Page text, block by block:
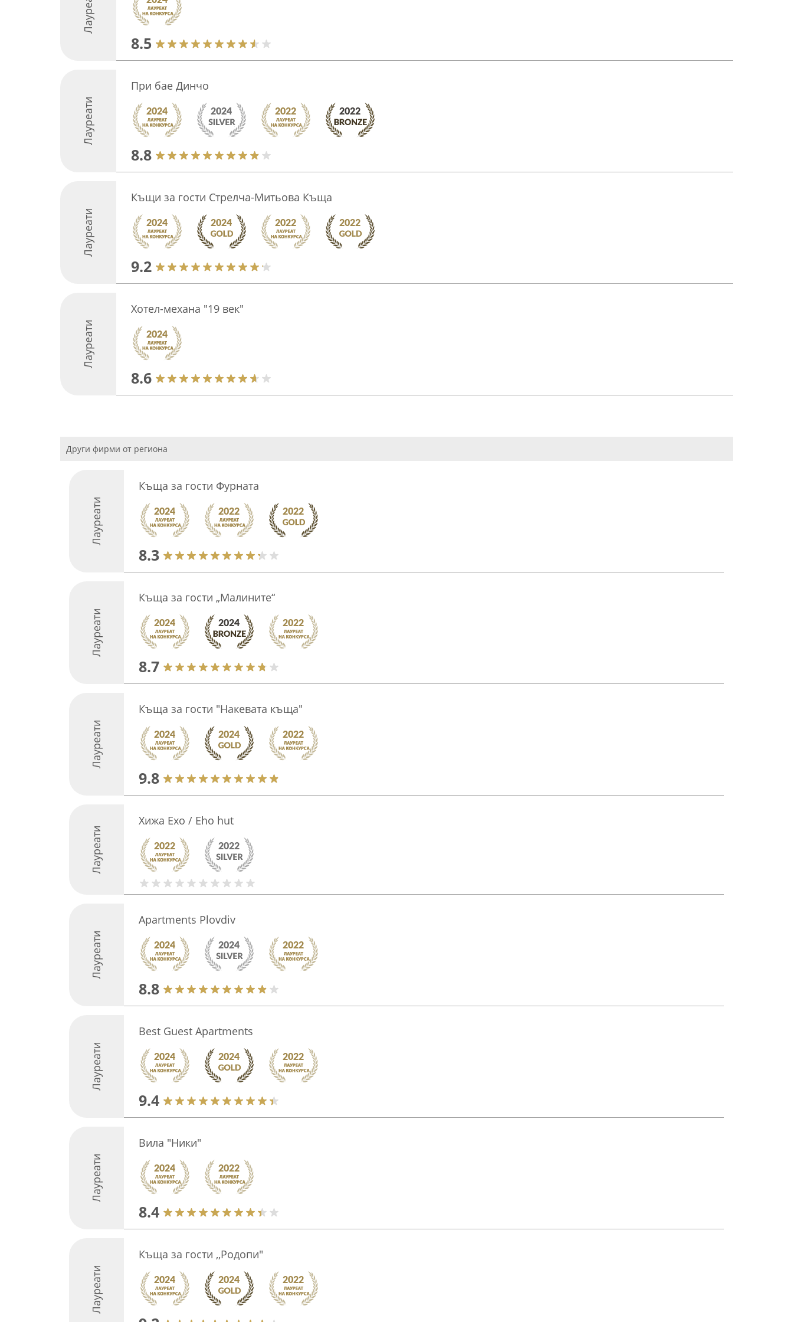
8.5
Лауреати
При бае Динчо
8.8
Лауреати
Къщи за гости Стрелча-Митьова Къща
9.2
Лауреати
Хотел-механа "19 век"
8.6
Други фирми от региона
Лауреати
Къща за гости Фурната
8.3
Лауреати
Къща за гости „Малините“
8.7
Лауреати
Къща за гости "Накевата къща"
9.8
Лауреати
Хижа Ехо / Eho hut
Лауреати
Apartments Plovdiv
8.8
Лауреати
Best Guest Apartments
9.4
Лауреати
Вила "Ники"
8.4
Лауреати
Къща за гости ,,Родопи"